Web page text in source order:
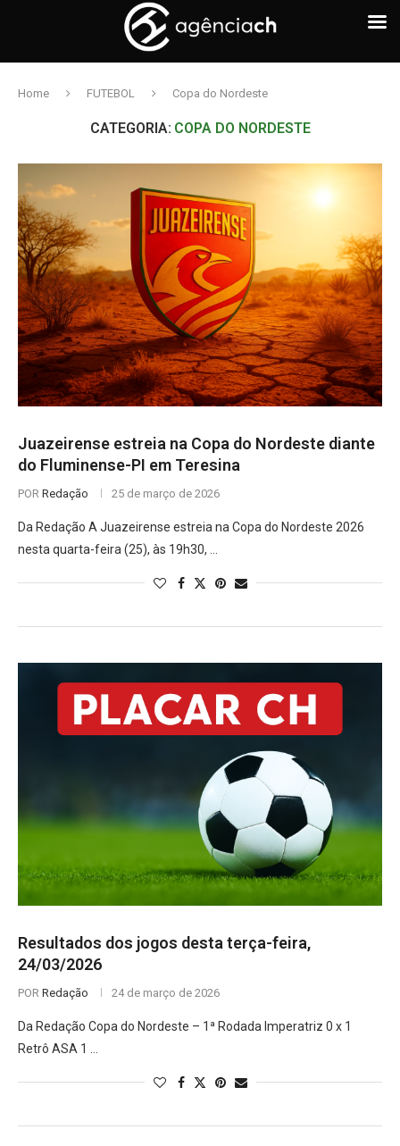
Home FUTEBOL Copa do Nordeste
CATEGORIA: COPA DO NORDESTE
Juazeirense estreia na Copa do Nordeste diante
do Fluminense-PI em Teresina
POR Redação 25 de março de 2026
Da Redação A Juazeirense estreia na Copa do Nordeste 2026
nesta quarta-feira (25), às 19h30, …
Resultados dos jogos desta terça-feira,
24/03/2026
POR Redação 24 de março de 2026
Da Redação Copa do Nordeste – 1ª Rodada Imperatriz 0 x 1
Retrô ASA 1 …